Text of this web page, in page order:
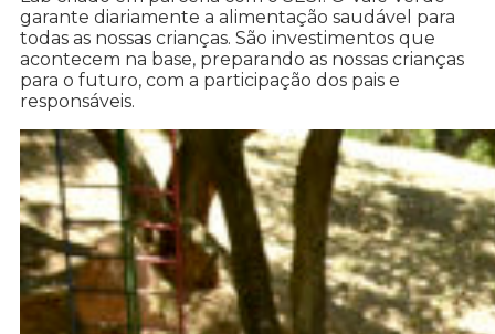
garante diariamente a alimentação saudável para
todas as nossas crianças. São investimentos que
acontecem na base, preparando as nossas crianças
para o futuro, com a participação dos pais e
responsáveis.